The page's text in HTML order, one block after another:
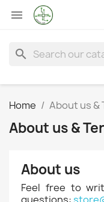

search
Home About us &
About us &
About us
Feel free to